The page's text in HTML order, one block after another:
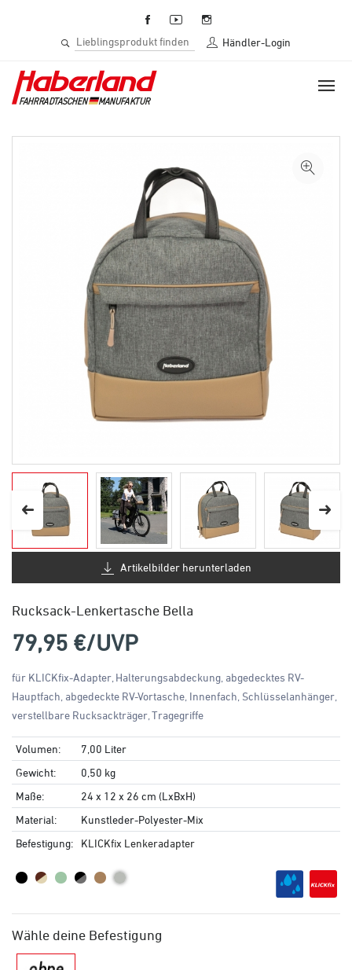
Händler-Login
Artikelbilder herunterladen
Rucksack-Lenkertasche Bella
79,95 €/UVP
für KLICKfix-Adapter, Halterungsabdeckung, abgedecktes RV-
Hauptfach, abgedeckte RV-Vortasche, Innenfach, Schlüsselanhänger,
verstellbare Rucksackträger, Tragegriffe
Volumen:
7,00 Liter
Gewicht:
0,50 kg
Maße:
24 x 12 x 26 cm (LxBxH)
Material:
Kunstleder-Polyester-Mix
Befestigung:
KLICKfix Lenkeradapter
Wähle deine Befestigung